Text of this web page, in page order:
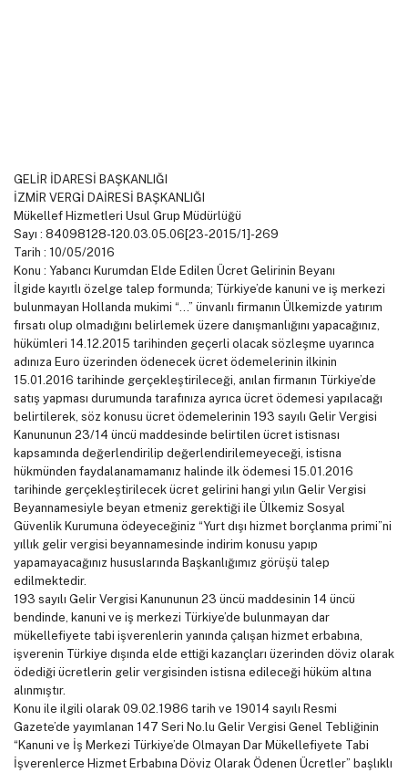
GELİR İDARESİ BAŞKANLIĞI
İZMİR VERGİ DAİRESİ BAŞKANLIĞI
Mükellef Hizmetleri Usul Grup Müdürlüğü
Sayı : 84098128-120.03.05.06[23-2015/1]-269
Tarih : 10/05/2016
Konu : Yabancı Kurumdan Elde Edilen Ücret Gelirinin Beyanı
İlgide kayıtlı özelge talep formunda; Türkiye’de kanuni ve iş merkezi
bulunmayan Hollanda mukimi “…” ünvanlı firmanın Ülkemizde yatırım
fırsatı olup olmadığını belirlemek üzere danışmanlığını yapacağınız,
hükümleri 14.12.2015 tarihinden geçerli olacak sözleşme uyarınca
adınıza Euro üzerinden ödenecek ücret ödemelerinin ilkinin
15.01.2016 tarihinde gerçekleştirileceği, anılan firmanın Türkiye’de
satış yapması durumunda tarafınıza ayrıca ücret ödemesi yapılacağı
belirtilerek, söz konusu ücret ödemelerinin 193 sayılı Gelir Vergisi
Kanununun 23/14 üncü maddesinde belirtilen ücret istisnası
kapsamında değerlendirilip değerlendirilemeyeceği, istisna
hükmünden faydalanamamanız halinde ilk ödemesi 15.01.2016
tarihinde gerçekleştirilecek ücret gelirini hangi yılın Gelir Vergisi
Beyannamesiyle beyan etmeniz gerektiği ile Ülkemiz Sosyal
Güvenlik Kurumuna ödeyeceğiniz “Yurt dışı hizmet borçlanma primi”ni
yıllık gelir vergisi beyannamesinde indirim konusu yapıp
yapamayacağınız hususlarında Başkanlığımız görüşü talep
edilmektedir.
193 sayılı Gelir Vergisi Kanununun 23 üncü maddesinin 14 üncü
bendinde, kanuni ve iş merkezi Türkiye’de bulunmayan dar
mükellefiyete tabi işverenlerin yanında çalışan hizmet erbabına,
işverenin Türkiye dışında elde ettiği kazançları üzerinden döviz olarak
ödediği ücretlerin gelir vergisinden istisna edileceği hüküm altına
alınmıştır.
Konu ile ilgili olarak 09.02.1986 tarih ve 19014 sayılı Resmi
Gazete’de yayımlanan 147 Seri No.lu Gelir Vergisi Genel Tebliğinin
“Kanuni ve İş Merkezi Türkiye’de Olmayan Dar Mükellefiyete Tabi
İşverenlerce Hizmet Erbabına Döviz Olarak Ödenen Ücretler” başlıklı